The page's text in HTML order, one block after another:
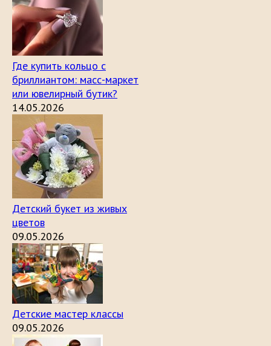
Где купить кольцо с
бриллиантом: масс-маркет
или ювелирный бутик?
14.05.2026
Детский букет из живых
цветов
09.05.2026
Детские мастер классы
09.05.2026